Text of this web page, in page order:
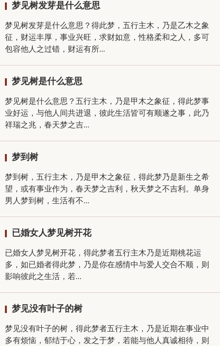
梦见树发芽是什么意思
梦见树发芽是什么意思？得此梦，五行主木，乃是乙木之象
征，财运丰厚，事业兴旺，求财如意，性格柔和之人，多可
包容他人之过错，财运有所...
梦见树是什么意思
梦见树是什么意思？五行主木，乃是甲木之象征，得此梦事
业好运，与他人间共进退，彼此生活皆可有顺遂之事，此乃
祥瑞之兆，春天梦之吉...
梦到树
梦到树，五行主木，乃是甲木之象征，得此梦乃是新生之希
望，或有事业作为，春天梦之吉利，秋天梦之不吉利。单身
男人梦到树，生活有不...
已婚女人梦见树开花
已婚女人梦见树开花，得此梦者五行主木乃是近期桃花运
多，如已婚者得此梦，乃是你在感情中与爱人交合不顺，则
影响彼此之生活，若...
梦见没有叶子的树
梦见没有叶子的树，得此梦者五行主木，乃是近期在事业中
多有烦恼，郁结于心，发之于梦，若能与他人真诚相待，则